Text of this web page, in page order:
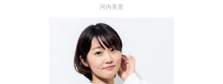
河内美里